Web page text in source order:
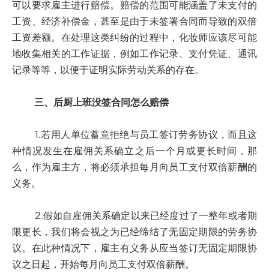
可以要求雇主进行赔偿。赔偿的范围可能涵盖了未支付的
工资、经济补偿金，甚至是由于未签署合同而导致的双倍
工资差额。在处理这类纠纷的过程中，化妆师应该尽可能
地收集相关的工作证据，例如工作记录、支付凭证、通讯
记录等等，以便于证明实际劳动关系的存在。
三、后厨上班没签合同怎么赔偿
1.若用人单位蓄意拒绝与员工签订劳务协议，而且这
种情况发生在雇佣关系确立之后一个月或更长时间，那
么，作为雇主方，将必须承担每月向员工支付双倍薪酬的
义务。
2.假如自雇佣关系确定以来已经度过了一整年或者期
限更长，我们将会视之为已经缔结了无固定期限的劳务协
议。在此种情况下，雇主有义务从应当签订无固定期限协
议之日起，开始每月向员工支付双倍薪酬。